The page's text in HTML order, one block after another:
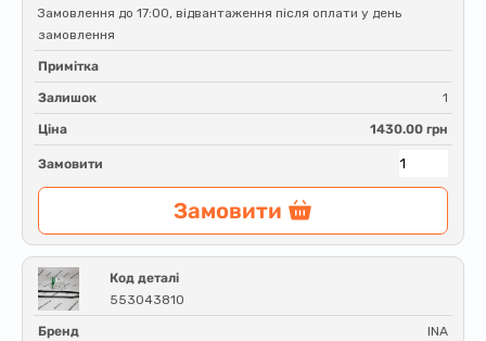
Замовлення до 17:00, відвантаження після оплати у день
замовлення
Примітка
Залишок 1
Ціна 1430.00 грн
Замовити
Замовити
Код деталі
553043810
Бренд INA